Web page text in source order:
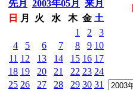
先月 2003年05月
来月
日
月 火 水 木 金 土
1
2
3
4
5 6 7 8 9 10
11 12 13 14 15 16 17
18 19 20 21 22 23 24
25 26 27 28 29 30 31